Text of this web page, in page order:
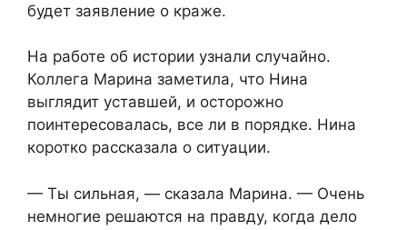
будет заявление о краже.
На работе об истории узнали случайно.
Коллега Марина заметила, что Нина
выглядит уставшей, и осторожно
поинтересовалась, все ли в порядке. Нина
коротко рассказала о ситуации.
— Ты сильная, — сказала Марина. — Очень
немногие решаются на правду, когда дело